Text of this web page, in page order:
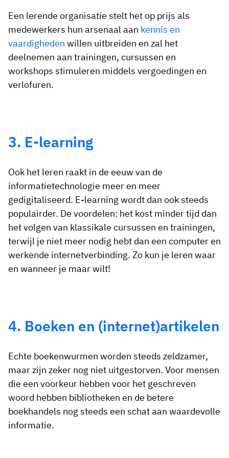
Een lerende organisatie stelt het op prijs als
medewerkers hun arsenaal aan kennis en
vaardigheden willen uitbreiden en zal het
deelnemen aan trainingen, cursussen en
workshops stimuleren middels vergoedingen en
verlofuren.
3. E-learning
Ook het leren raakt in de eeuw van de
informatietechnologie meer en meer
gedigitaliseerd. E-learning wordt dan ook steeds
populairder. De voordelen: het kost minder tijd dan
het volgen van klassikale cursussen en trainingen,
terwijl je niet meer nodig hebt dan een computer en
werkende internetverbinding. Zo kun je leren waar
en wanneer je maar wilt!
4. Boeken en (internet)artikelen
Echte boekenwurmen worden steeds zeldzamer,
maar zijn zeker nog niet uitgestorven. Voor mensen
die een voorkeur hebben voor het geschreven
woord hebben bibliotheken en de betere
boekhandels nog steeds een schat aan waardevolle
informatie.